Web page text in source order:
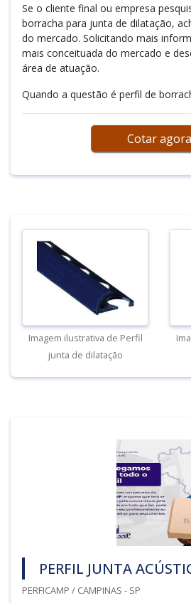
Se o cliente final ou empresa
borracha para junta de dilatação,
do mercado. Solicitando mais
mais conceituada do mercado e
área de atuação.
Quando a questão é perfil de
Cotar agora
Imagem ilustrativa de Perfil
junta de dilatação
PERFIL JUNTA
PERFICAMP / CAMPINAS - SP